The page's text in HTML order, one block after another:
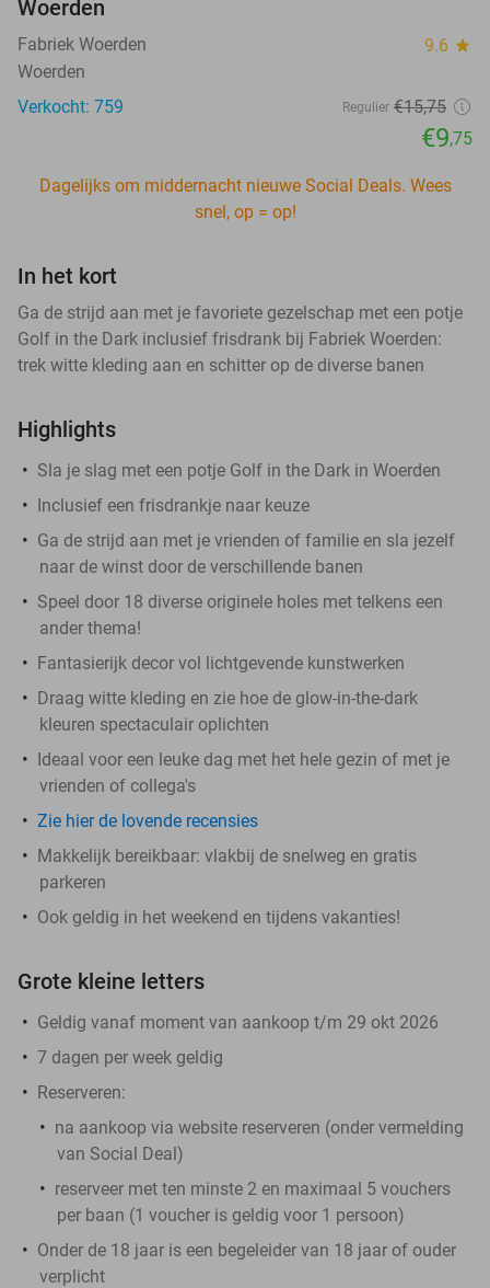
Woerden
Fabriek Woerden 9.6 star
Woerden
Verkocht: 759
Regulier €15,75
€9,75
Dagelijks om middernacht nieuwe Social Deals. Wees
snel, op = op!
In het kort
Ga de strijd aan met je favoriete gezelschap met een potje
Golf in the Dark inclusief frisdrank bij Fabriek Woerden:
trek witte kleding aan en schitter op de diverse banen
Highlights
Sla je slag met een potje Golf in the Dark in Woerden
Inclusief een frisdrankje naar keuze
Ga de strijd aan met je vrienden of familie en sla jezelf
naar de winst door de verschillende banen
Speel door 18 diverse originele holes met telkens een
ander thema!
Fantasierijk decor vol lichtgevende kunstwerken
Draag witte kleding en zie hoe de glow-in-the-dark
kleuren spectaculair oplichten
Ideaal voor een leuke dag met het hele gezin of met je
vrienden of collega's
Zie hier de lovende recensies
Makkelijk bereikbaar: vlakbij de snelweg en gratis
parkeren
Ook geldig in het weekend en tijdens vakanties!
Grote kleine letters
Geldig vanaf moment van aankoop t/m 29 okt 2026
7 dagen per week geldig
Reserveren:
na aankoop via website reserveren (onder vermelding
van Social Deal)
reserveer met ten minste 2 en maximaal 5 vouchers
per baan (1 voucher is geldig voor 1 persoon)
Onder de 18 jaar is een begeleider van 18 jaar of ouder
verplicht